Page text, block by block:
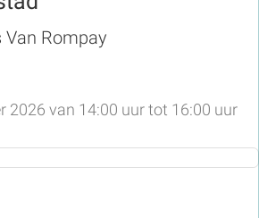
Rompay
2026 van 14:00 uur tot 16:00 uur